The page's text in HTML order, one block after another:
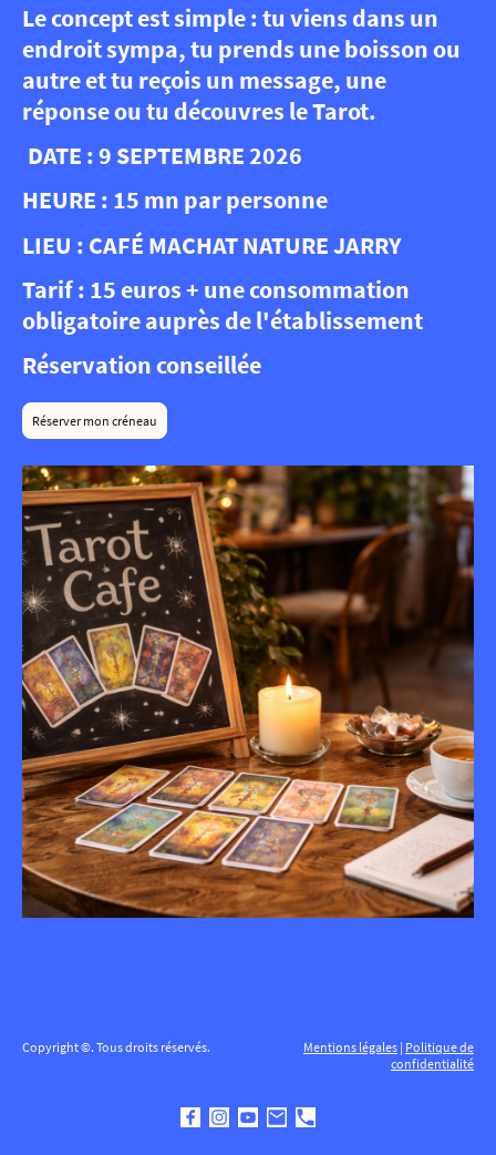
Le concept est simple : tu viens dans un
endroit sympa, tu prends une boisson ou
autre et tu reçois un message, une
réponse ou tu découvres le Tarot.
DATE : 9 SEPTEMBRE 2026
HEURE : 15 mn par personne
LIEU : CAFÉ MACHAT NATURE JARRY
Tarif : 15 euros + une consommation
obligatoire auprès de l'établissement
Réservation conseillée
Réserver mon créneau
Copyright ©. Tous droits réservés. Mentions légales | Politique de
confidentialité